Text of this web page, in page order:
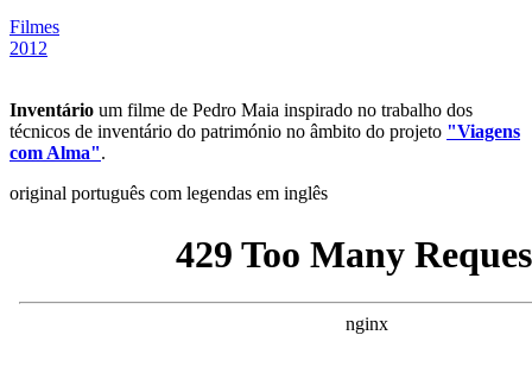
Filmes
2012
Inventário um filme de Pedro Maia inspirado no trabalho dos
técnicos de inventário do património no âmbito do projeto "Viagens
com Alma".
original português com legendas em inglês